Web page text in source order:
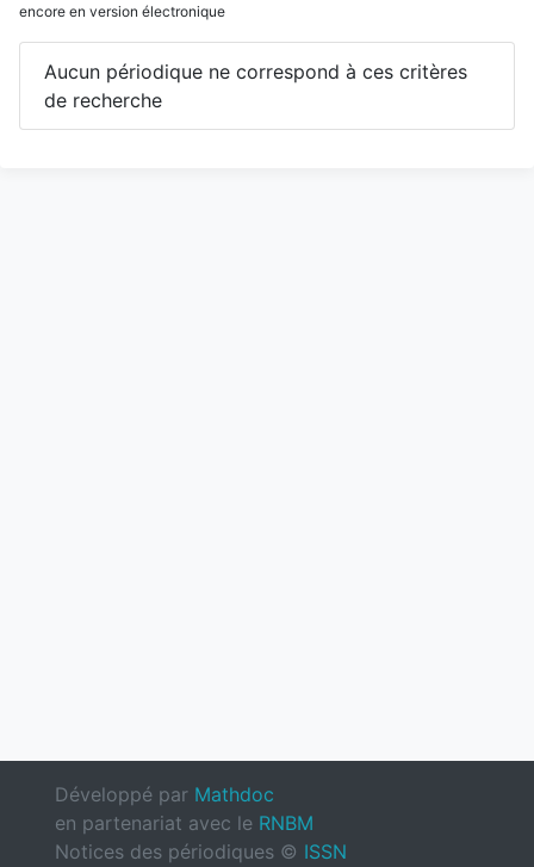
encore en version électronique
Aucun périodique ne correspond à ces critères
de recherche
Développé par Mathdoc
en partenariat avec le RNBM
Notices des périodiques © ISSN